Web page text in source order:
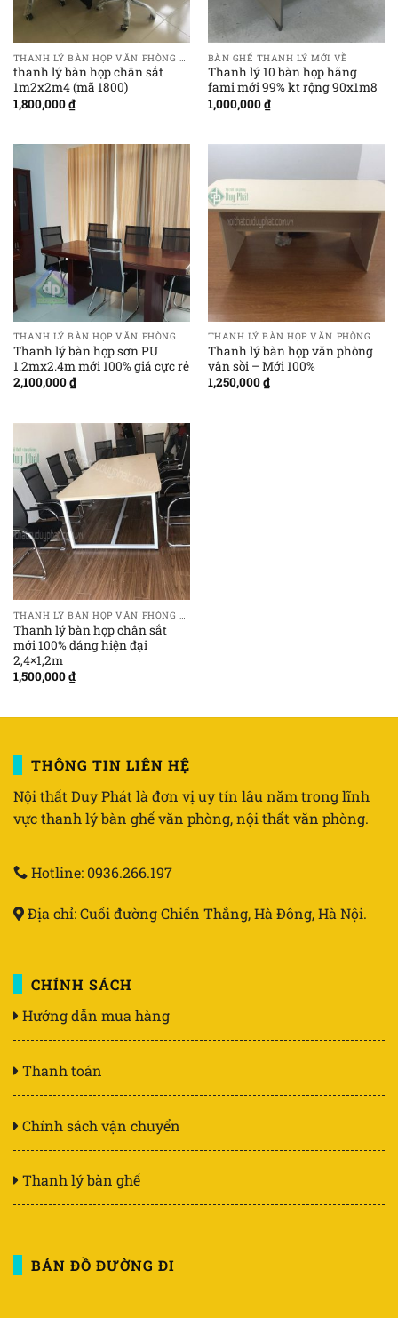
thanh lý bàn họp chân sắt
1m2x2m4 (mã 1800)
1,800,000₫
BÀN GHẾ THANH LÝ MỚI VỀ
Thanh lý 10 bàn họp hãng
fami mới 99% kt rộng 90x1m8
1,000,000₫
THANH LÝ BÀN HỌP VĂN PHÒNG GIÁ RẺ
Thanh lý bàn họp sơn PU
1.2mx2.4m mới 100% giá cực rẻ
2,100,000₫
THANH LÝ BÀN HỌP VĂN PHÒNG GIÁ RẺ
Thanh lý bàn họp văn phòng
vân sồi – Mới 100%
1,250,000₫
THANH LÝ BÀN HỌP VĂN PHÒNG GIÁ RẺ
Thanh lý bàn họp chân sắt
mới 100% dáng hiện đại
2,4×1,2m
1,500,000₫
THÔNG TIN LIÊN HỆ
Nội thất Duy Phát là đơn vị uy tín lâu năm trong lĩnh
vực thanh lý bàn ghế văn phòng, nội thất văn phòng.
Hotline: 0936.266.197
Địa chỉ: Cuối đường Chiến Thắng, Hà Đông, Hà Nội.
CHÍNH SÁCH
Hướng dẫn mua hàng
Thanh toán
Chính sách vận chuyển
Thanh lý bàn ghế
BẢN ĐỒ ĐƯỜNG ĐI